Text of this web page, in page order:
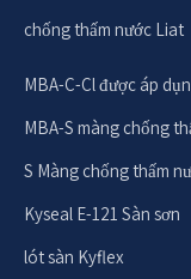
chống thấm nước Liat
MBA-C-Cl được áp
MBA-S màng chống
S Màng chống thấm
Kyseal E-121 Sàn sơn
lót sàn Kyflex